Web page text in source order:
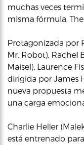
muchas veces
misma fórmula.
Protagonizada por
Mr. Robot), Rachel
Maisel), Laurence
dirigida por James
nueva propuesta
una carga
Charlie Heller
está entrenado